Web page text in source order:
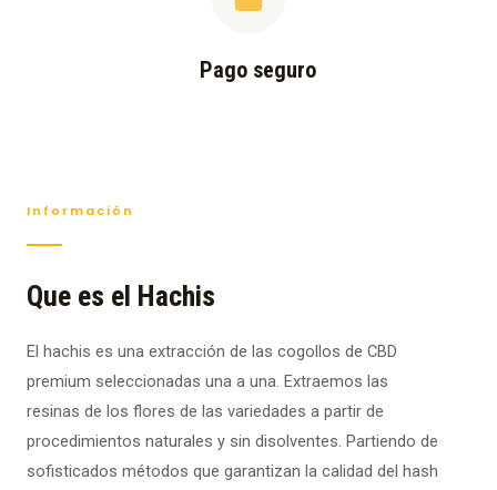
Pago seguro
Información
Que es el Hachis
El hachis es una extracción de las cogollos de CBD
premium seleccionadas una a una. Extraemos las
resinas de los flores de las variedades a partir de
procedimientos naturales y sin disolventes. Partiendo de
sofisticados métodos que garantizan la calidad del hash